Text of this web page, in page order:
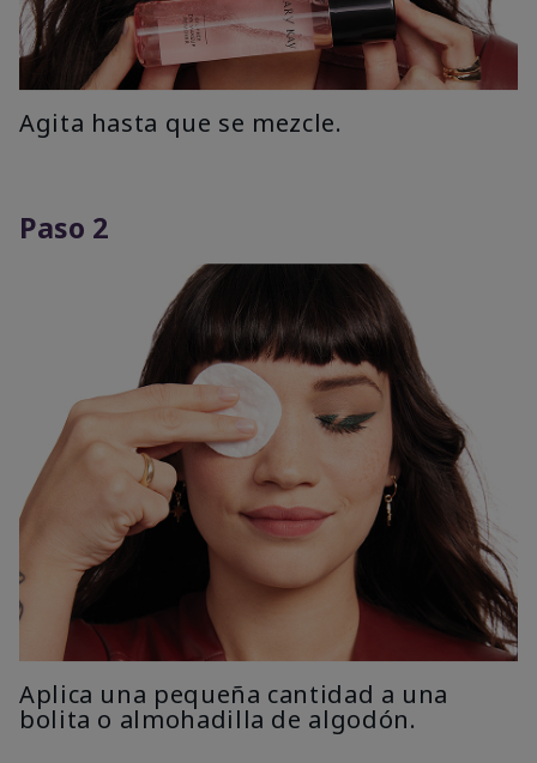
Agita hasta que se mezcle.
Paso 2
Aplica una pequeña cantidad a una
bolita o almohadilla de algodón.